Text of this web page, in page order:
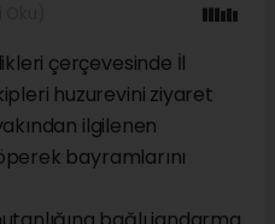
çerçevesinde İl
huzurevini ziyaret
ilgilenen
bayramlarını